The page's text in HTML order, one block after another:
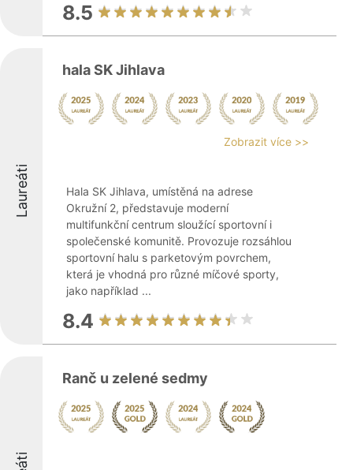
8.5
Laureáti
hala SK Jihlava
Zobrazit více >>
Hala SK Jihlava, umístěná na adrese
Okružní 2, představuje moderní
multifunkční centrum sloužící sportovní i
společenské komunitě. Provozuje rozsáhlou
sportovní halu s parketovým povrchem,
která je vhodná pro různé míčové sporty,
jako například ...
8.4
Ranč u zelené sedmy